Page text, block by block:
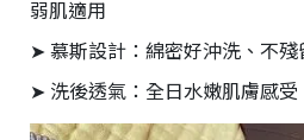
弱肌適用
➤ 慕斯設計：綿密好沖洗、不殘
➤ 洗後透氣：全日水嫩肌膚感